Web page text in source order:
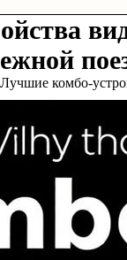
Лучшие комбо-